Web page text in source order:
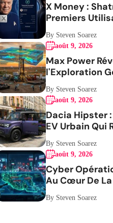
X Money :
Premiers
By Steven Soarez
août 9, 2026
Max Power
l'Exploration
avec l'IA
By Steven Soarez
août 9, 2026
Dacia Hipster
EV Urbain Qui
la Mobilité
By Steven Soarez
août 9, 2026
Cyber
Au Cœur De
Contre L Iran
By Steven Soarez